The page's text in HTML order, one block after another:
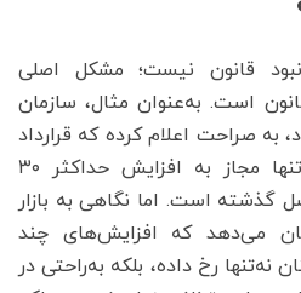
قانون نیست؛ مشکل اصلی
است. به‌عنوان مثال، سازمان
به صراحت اعلام کرده که قرارداد
یک بازیکن در هر فصل، تنها مجاز به افزایش حداکثر ۳۰
گذشته است. اما نگاهی به بازار
می‌دهد که افزایش‌های چند
نه‌تنها رخ داده، بلکه به‌راحتی در